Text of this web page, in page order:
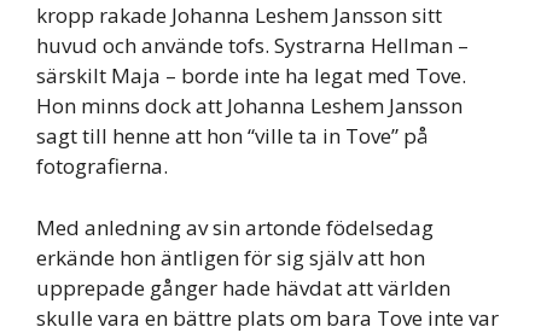
kropp rakade Johanna Leshem Jansson sitt
huvud och använde tofs. Systrarna Hellman –
särskilt Maja – borde inte ha legat med Tove.
Hon minns dock att Johanna Leshem Jansson
sagt till henne att hon “ville ta in Tove” på
fotografierna.
Med anledning av sin artonde födelsedag
erkände hon äntligen för sig själv att hon
upprepade gånger hade hävdat att världen
skulle vara en bättre plats om bara Tove inte var